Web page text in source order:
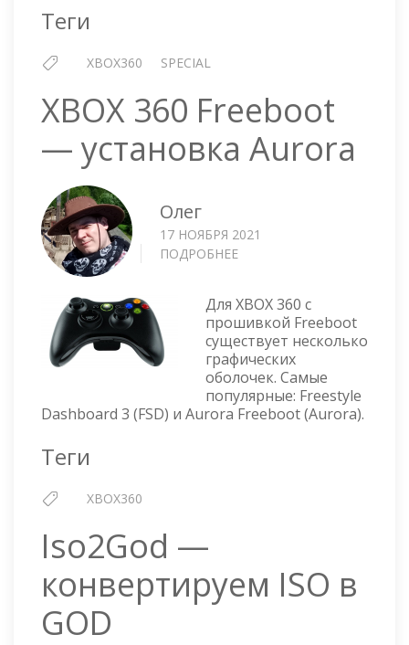
Теги
XBOX360 SPECIAL
XBOX 360 Freeboot
— установка Aurora
Олег
17 НОЯБРЯ 2021
ПОДРОБНЕЕ
FREEBOOT
—
УСТАНОВКА
AURORA
Для XBOX 360 с
прошивкой Freeboot
существует несколько
графических
оболочек. Самые
популярные: Freestyle
Dashboard 3 (FSD) и Aurora Freeboot (Aurora).
Теги
XBOX360
Iso2God —
конвертируем ISO в
GOD